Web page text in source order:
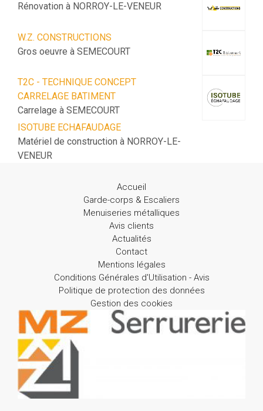
Rénovation à NORROY-LE-VENEUR
W.Z. CONSTRUCTIONS
Gros oeuvre à SEMECOURT
T2C - TECHNIQUE CONCEPT
CARRELAGE BATIMENT
Carrelage à SEMECOURT
ISOTUBE ECHAFAUDAGE
Matériel de construction à NORROY-LE-
VENEUR
Accueil
Garde-corps & Escaliers
Menuiseries métalliques
Avis clients
Actualités
Contact
Mentions légales
Conditions Générales d'Utilisation - Avis
Politique de protection des données
Gestion des cookies